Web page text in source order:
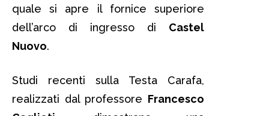
quale si apre il fornice superiore
dell’arco di ingresso di Castel
Nuovo.
Studi recenti sulla Testa Carafa,
realizzati dal professore Francesco